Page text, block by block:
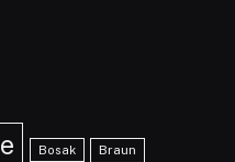
Bosak Braun